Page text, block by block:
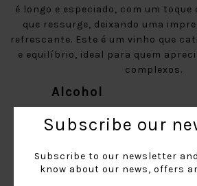
é longo e especiado, com um
que ressurge, deixando uma
refrescante. Este é um vinho que
e equilíbrio, ideal para quem
complexos.
Alcohol
Shipping
Your item will be shipped in the
(Portugal); Portugal (Islands) 5-7
Subscribe our
Subscribe to our newsletter
know about our news, offers